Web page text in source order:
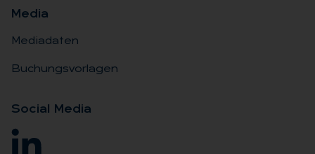
Me­dia
Mediadaten
Buchungsvorlagen
So­ci­al Me­dia